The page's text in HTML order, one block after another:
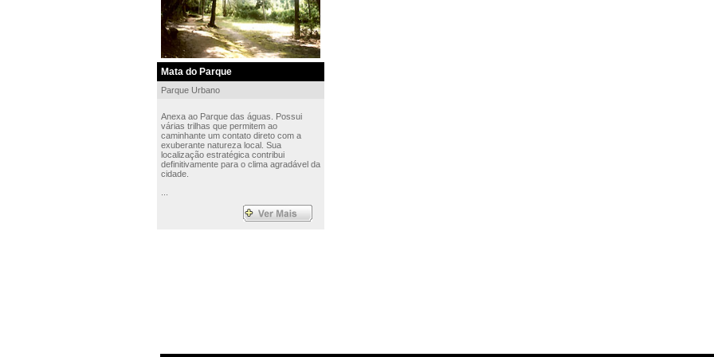
Mata do Parque
Parque Urbano
Anexa ao Parque das águas. Possui
várias trilhas que permitem ao
caminhante um contato direto com a
exuberante natureza local. Sua
localização estratégica contribui
definitivamente para o clima agradável da
cidade.